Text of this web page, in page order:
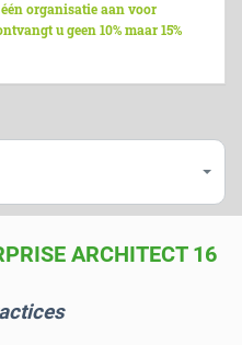
organisatie aan voor
u geen 10% maar 15%
ARCHITECT 16